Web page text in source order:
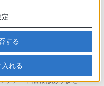
動画でサポートご利用にあたってのお願い
ャ
い。
プデート情報はありませ
する
れる